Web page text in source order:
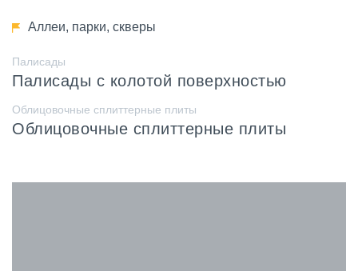
Аллеи, парки, скверы
Палисады
Палисады с колотой поверхностью
Облицовочные сплиттерные плиты
Облицовочные сплиттерные плиты